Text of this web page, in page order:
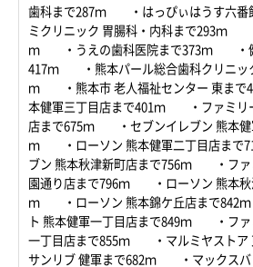
歯科まで287ｍ ・はっぴぃはうす六
ミクリニック 胃腸科・内科まで293ｍ
ｍ ・うえの歯科医院まで373ｍ ・健
417ｍ ・熊本パール総合歯科クリニッ
ｍ ・熊本市 老人福祉センター 東ま
本健軍三丁目店まで401ｍ ・ファミリ
店まで675ｍ ・セブンイレブン 熊本健
ｍ ・ローソン 熊本健軍二丁目店ま
ブン 熊本秋津新町店まで756ｍ ・ファ
園通り店まで796ｍ ・ローソン 熊本秋
ｍ ・ローソン 熊本錦ケ丘店まで842
ト 熊本健軍一丁目店まで849ｍ ・ファ
一丁目店まで855ｍ ・マルミヤスト
サンリブ 健軍まで682ｍ ・マックスバ